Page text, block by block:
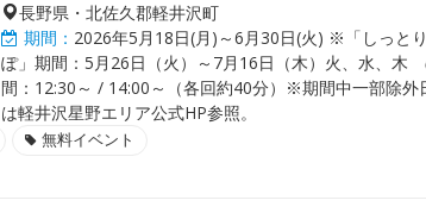
長野県・北佐久郡軽井沢町
期間： 2026年5月18日(月)～6月30日(火) ※「しっと
ぽ」期間：5月26日（火）～7月16日（木）火、水、木
間：12:30～ / 14:00～（各回約40分）※期間中一部除外
は軽井沢星野エリア公式HP参照。
無料イベント